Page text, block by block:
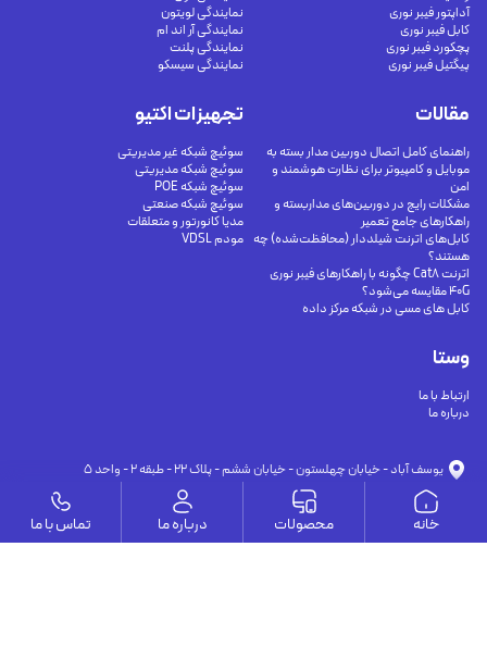
وستا
ارتباط با ما
درباره ما
آداپتور فیبر نوری
کابل فیبر نوری
پچکورد فیبر نوری
پیگتیل فیبر نوری
تجهیزات اکتیو
سوئیچ شبکه غیر مدیریتی
سوئیچ شبکه مدیریتی
سوئیچ شبکه POE
سوئیچ شبکه صنعتی
مدیا کانورتور و متعلقات
مودم VDSL
نمایندگی لویتون
نمایندگی آر اند ام
نمایندگی پلنت
نمایندگی سیسکو
مقالات
راهنمای کامل اتصال دوربین مدار بسته به
موبایل و کامپیوتر برای نظارت هوشمند و
امن
مشکلات رایج در دوربین‌های مداربسته و
راهکارهای جامع تعمیر
کابل‌های اترنت شیلددار (محافظت‌شده) چه
هستند؟
اترنت Cat8 چگونه با راهکارهای فیبر نوری
40G مقایسه می‌شود؟
کابل های مسی در شبکه مرکز داده
يوسف آباد - خيابان چهلستون - خيابان ششم - پلاك ٢٢ - طبقه ٢ - واحد ٥
info@vesta-com.com
09126394251
09191302116
خانه محصولات درباره ما تماس با ما